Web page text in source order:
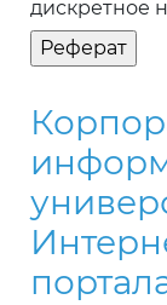
дискретное